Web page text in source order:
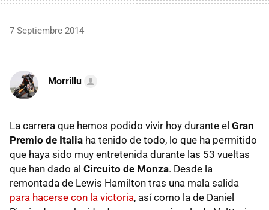
7 Septiembre 2014
Morrillu
La carrera que hemos podido vivir hoy durante el Gran
Premio de Italia ha tenido de todo, lo que ha permitido
que haya sido muy entretenida durante las 53 vueltas
que han dado al Circuito de Monza. Desde la
remontada de Lewis Hamilton tras una mala salida
para hacerse con la victoria, así como la de Daniel